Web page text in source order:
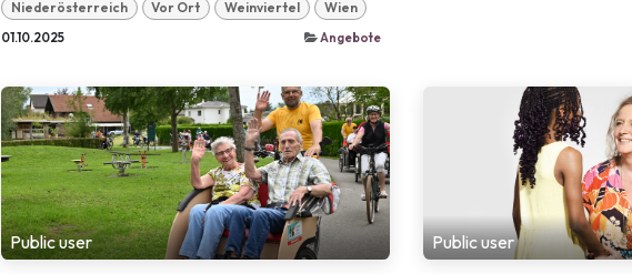
Niederösterreich Vor Ort Weinviertel Wien
01.10.2025 Angebote
Public user Public user